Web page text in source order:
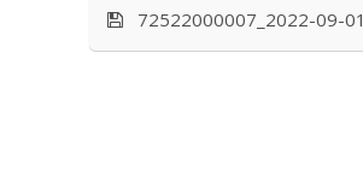
72522000007_2022-09-01